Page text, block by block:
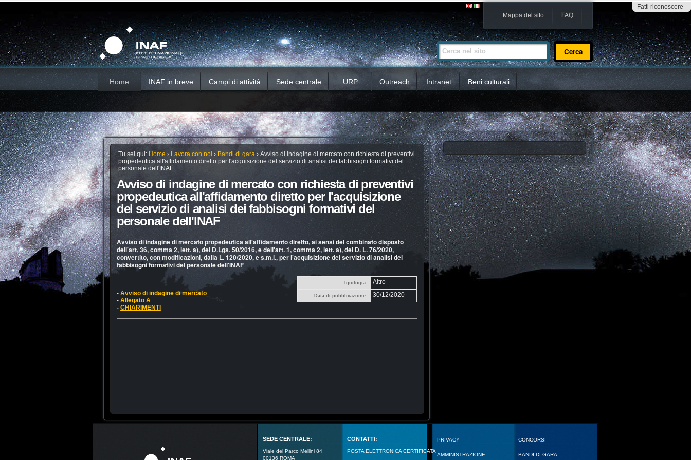
Fatti riconoscere
contenuti.
Salta
alla
navigazione
Mappa del sito FAQ
Cerca nel sito
Ricerca
avanzata…
Home INAF in breve Campi di attività Sede centrale URP Outreach Intranet Beni culturali
Tu sei qui: Home › Lavora con noi › Bandi di gara › Avviso di indagine di mercato con richiesta di preventivi
propedeutica all'affidamento diretto per l'acquisizione del servizio di analisi dei fabbisogni formativi del
personale dell'INAF
Avviso di indagine di mercato con richiesta di preventivi
propedeutica all'affidamento diretto per l'acquisizione
del servizio di analisi dei fabbisogni formativi del
personale dell'INAF
Avviso di indagine di mercato propedeutica all'affidamento diretto, ai sensi del combinato disposto
dell'art. 36, comma 2, lett. a), del D.Lgs. 50/2016, e dell'art. 1, comma 2, lett. a), del D. L. 76/2020,
convertito, con modificazioni, dalla L. 120/2020, e s.m.i., per l'acquisizione del servizio di analisi dei
fabbisogni formativi del personale dell'INAF
Tipologia Altro
Data di pubblicazione 30/12/2020
- Avviso di indagine di mercato
- Allegato A
- CHIARIMENTI
SEDE CENTRALE:
Viale del Parco Mellini 84
00136 ROMA
CONTATTI:
POSTA ELETTRONICA CERTIFICATA
PRIVACY
AMMINISTRAZIONE
CONCORSI
BANDI DI GARA